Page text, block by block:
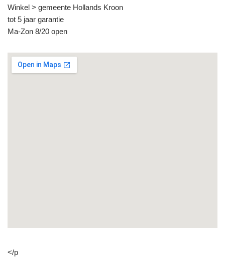
Winkel > gemeente Hollands Kroon
tot 5 jaar garantie
Ma-Zon 8/20 open
</p